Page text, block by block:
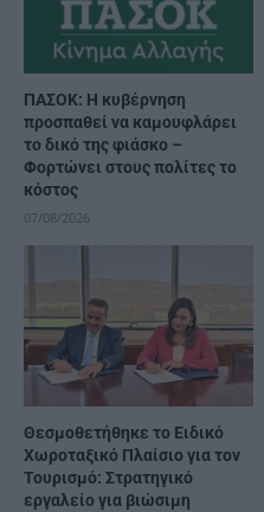
ΠΑΣΟΚ: Η κυβέρνηση
προσπαθεί να καμουφλάρει
το δικό της φιάσκο –
Φορτώνει στους πολίτες το
κόστος
07/08/2026
Θεσμοθετήθηκε το Ειδικό
Χωροταξικό Πλαίσιο για τον
Τουρισμό: Στρατηγικό
εργαλείο για βιώσιμη